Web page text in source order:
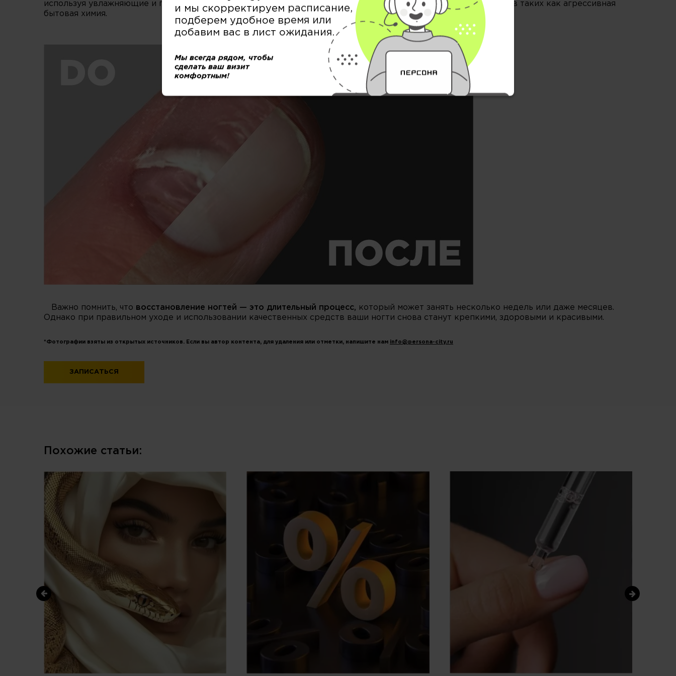
используя увлажняющие и питательные средства, а также защищать их от воздействия агрессивных факторов таких как агрессивная
бытовая химия.
Важно помнить, что восстановление ногтей — это длительный процесс, который может занять несколько недель или даже месяцев.
Однако при правильном уходе и использовании качественных средств ваши ногти снова станут крепкими, здоровыми и красивыми.
*Фотографии взяты из открытых источников. Если вы автор контента, для удаления или отметки, напишите нам info@persona-city.ru
ЗАПИСАТЬСЯ
Похожие статьи:
и мы скорректируем расписание,
подберем удобное время или
добавим вас в лист ожидания.
Мы всегда рядом, чтобы
сделать ваш визит
комфортным!